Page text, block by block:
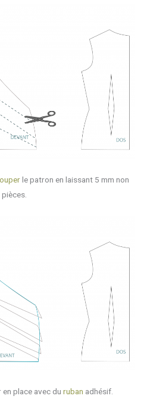
le patron en laissant 5 mm non
place avec du ruban adhésif.